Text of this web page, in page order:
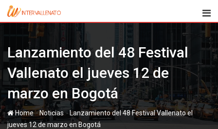
Skip
Lanzamiento del 48 Festival
Vallenato el jueves 12 de
marzo en Bogotá
Home-Noticias-Lanzamiento del 48 Festival Vallenato el
jueves 12 de marzo en Bogotá